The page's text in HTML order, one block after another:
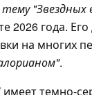
"Звездных
2026 года.
на многих
.
имеет темно-